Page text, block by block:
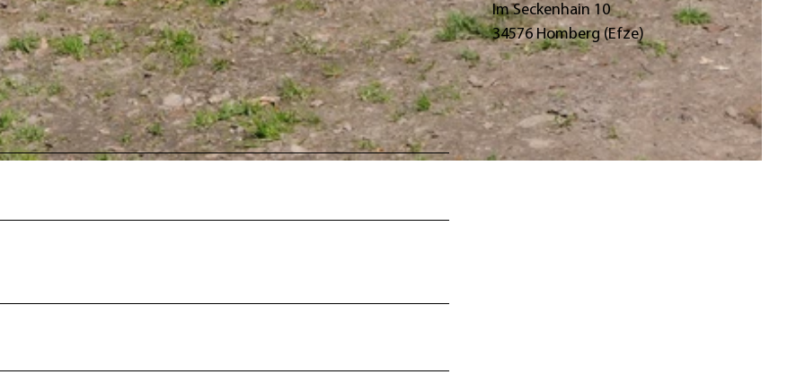
Im Seckenhain 10
34576Homberg (Efze)